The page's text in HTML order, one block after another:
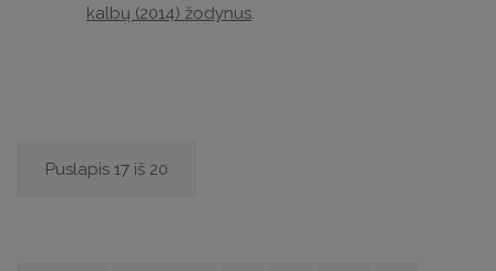
kalbų (2014) žodynus
Puslapis 17 iš 20